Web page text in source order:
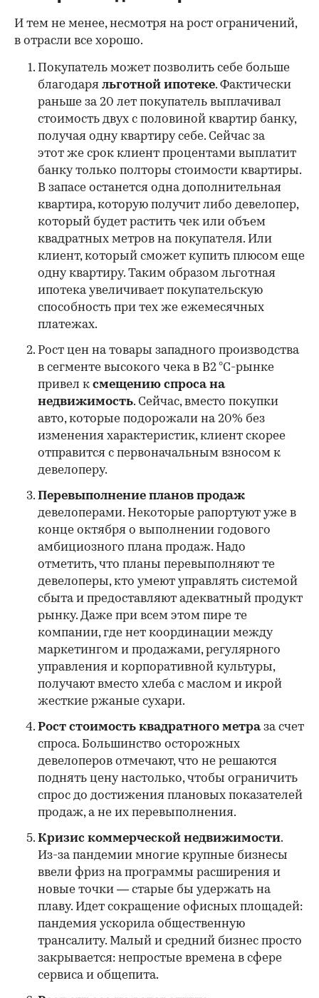
И тем не менее, несмотря на рост ограничений,
в отрасли все хорошо.
Покупатель может позволить себе больше
благодаря льготной ипотеке. Фактически
раньше за 20 лет покупатель выплачивал
стоимость двух с половиной квартир банку,
получая одну квартиру себе. Сейчас за
этот же срок клиент процентами выплатит
банку только полторы стоимости квартиры.
В запасе останется одна дополнительная
квартира, которую получит либо девелопер,
который будет растить чек или объем
квадратных метров на покупателя. Или
клиент, который сможет купить плюсом еще
одну квартиру. Таким образом льготная
ипотека увеличивает покупательскую
способность при тех же ежемесячных
платежах.
Рост цен на товары западного производства
в сегменте высокого чека в B2 °C-рынке
привел к смещению спроса на
недвижимость. Сейчас, вместо покупки
авто, которые подорожали на 20% без
изменения характеристик, клиент скорее
отправится с первоначальным взносом к
девелоперу.
Перевыполнение планов продаж
девелоперами. Некоторые рапортуют уже в
конце октября о выполнении годового
амбициозного плана продаж. Надо
отметить, что планы перевыполняют те
девелоперы, кто умеют управлять системой
сбыта и предоставляют адекватный продукт
рынку. Даже при всем этом пире те
компании, где нет координации между
маркетингом и продажами, регулярного
управления и корпоративной культуры,
получают вместо хлеба с маслом и икрой
жесткие ржаные сухари.
Рост стоимость квадратного метраза счет
спроса. Большинство осторожных
девелоперов отмечают, что не решаются
поднять цену настолько, чтобы ограничить
спрос до достижения плановых показателей
продаж, а не их перевыполнения.
Кризис коммерческой недвижимости.
Из-за пандемии многие крупные бизнесы
ввели фриз на программы расширения и
новые точки — старые бы удержать на
плаву. Идет сокращение офисных площадей:
пандемия ускорила общественную
трансалиту. Малый и средний бизнес просто
закрывается: непростые времена в сфере
сервиса и общепита.